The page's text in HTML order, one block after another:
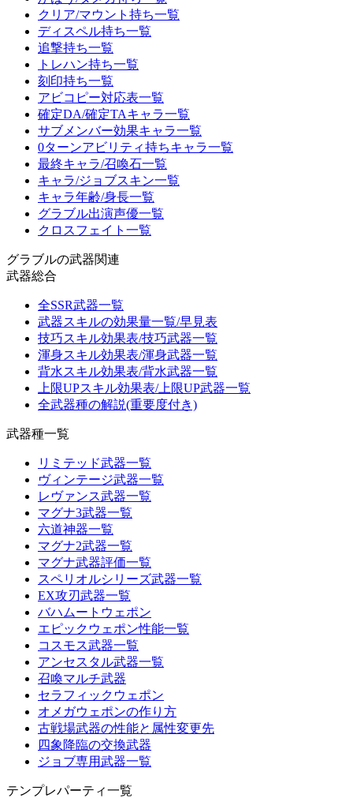
クリア/マウント持ち一覧
ディスペル持ち一覧
追撃持ち一覧
トレハン持ち一覧
刻印持ち一覧
アビコピー対応表一覧
確定DA/確定TAキャラ一覧
サブメンバー効果キャラ一覧
0ターンアビリティ持ちキャラ一覧
最終キャラ/召喚石一覧
キャラ/ジョブスキン一覧
キャラ年齢/身長一覧
グラブル出演声優一覧
クロスフェイト一覧
グラブルの武器関連
武器総合
全SSR武器一覧
武器スキルの効果量一覧/早見表
技巧スキル効果表/技巧武器一覧
渾身スキル効果表/渾身武器一覧
背水スキル効果表/背水武器一覧
上限UPスキル効果表/上限UP武器一覧
全武器種の解説(重要度付き)
武器種一覧
リミテッド武器一覧
ヴィンテージ武器一覧
レヴァンス武器一覧
マグナ3武器一覧
六道神器一覧
マグナ2武器一覧
マグナ武器評価一覧
スペリオルシリーズ武器一覧
EX攻刃武器一覧
バハムートウェポン
エピックウェポン性能一覧
コスモス武器一覧
アンセスタル武器一覧
召喚マルチ武器
セラフィックウェポン
オメガウェポンの作り方
古戦場武器の性能と属性変更先
四象降臨の交換武器
ジョブ専用武器一覧
テンプレパーティ一覧